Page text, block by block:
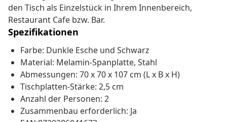
den Tisch als Einzelstück in Ihrem Innenbereich,
Restaurant Cafe bzw. Bar.
Spezifikationen
Farbe: Dunkle Esche und Schwarz
Material: Melamin-Spanplatte, Stahl
Abmessungen: 70 x 70 x 107 cm (L x B x H)
Tischplatten-Stärke: 2,5 cm
Anzahl der Personen: 2
Zusammenbau erforderlich: Ja